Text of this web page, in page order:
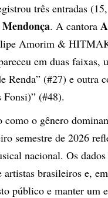
três entradas
. A cantora
Amorim &
em duas faixas,
Renda” (#27) e outra
(#48).
o gênero
semestre de 2026
nacional. Os
brasileiros e,
público e manter um